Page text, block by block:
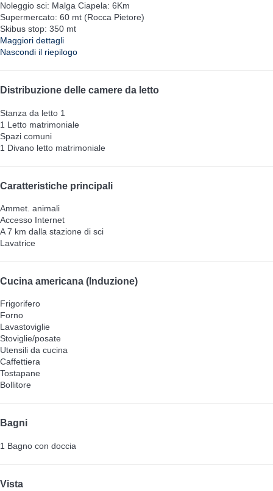
Noleggio sci: Malga Ciapela: 6Km
Supermercato: 60 mt (Rocca Pietore)
Skibus stop: 350 mt
Maggiori dettagli
Nascondi il riepilogo
Distribuzione delle camere da letto
Stanza da letto 1
1 Letto matrimoniale
Spazi comuni
1 Divano letto matrimoniale
Caratteristiche principali
Ammet. animali
Accesso Internet
A 7 km dalla stazione di sci
Lavatrice
Cucina americana (Induzione)
Frigorifero
Forno
Lavastoviglie
Stoviglie/posate
Utensili da cucina
Caffettiera
Tostapane
Bollitore
Bagni
1 Bagno con doccia
Vista